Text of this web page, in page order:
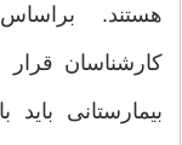
هستند.
کارشناسان